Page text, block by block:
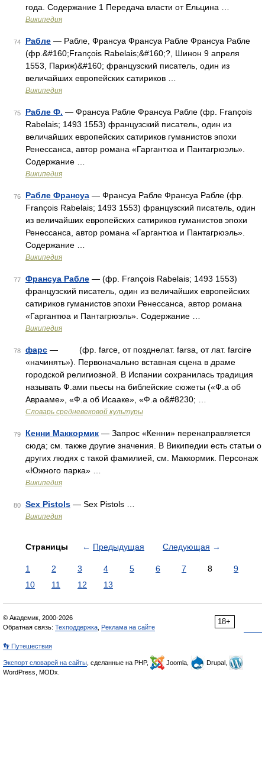
года. Содержание 1 Передача власти от Ельцина …
Википедия
74 Рабле — Рабле, Франсуа Франсуа Рабле Франсуа Рабле
(фр.&#160;François Rabelais;&#160;?, Шинон 9 апреля
1553, Париж)&#160; французский писатель, один из
величайших европейских сатириков …
Википедия
75 Рабле Ф. — Франсуа Рабле Франсуа Рабле (фр. François
Rabelais; 1493 1553) французский писатель, один из
величайших европейских сатириков гуманистов эпохи
Ренессанса, автор романа «Гаргантюа и Пантагрюэль».
Содержание …
Википедия
76 Рабле Франсуа — Франсуа Рабле Франсуа Рабле (фр.
François Rabelais; 1493 1553) французский писатель, один
из величайших европейских сатириков гуманистов эпохи
Ренессанса, автор романа «Гаргантюа и Пантагрюэль».
Содержание …
Википедия
77 Франсуа Рабле — (фр. François Rabelais; 1493 1553)
французский писатель, один из величайших европейских
сатириков гуманистов эпохи Ренессанса, автор романа
«Гаргантюа и Пантагрюэль». Содержание …
Википедия
78 фарс — (фр. farce, от позднелат. farsa, от лат. farcire
«начинять»). Первоначально вставная сцена в драме
городской религиозной. В Испании сохранилась традиция
называть Ф.ами пьесы на библейские сюжеты («Ф.а об
Аврааме», «Ф.а об Исааке», «Ф.а о&#8230; …
Словарь средневековой культуры
79 Кенни Маккормик — Запрос «Кенни» перенаправляется
сюда; см. также другие значения. В Википедии есть статьи о
других людях с такой фамилией, см. Маккормик. Персонаж
«Южного парка» …
Википедия
80 Sex Pistols — Sex Pistols …
Википедия
Страницы ← Предыдущая Следующая →
1 2 3 4 5 6 7 8
9
10
11 12 13
18+
© Академик, 2000-2026
Обратная связь: Техподдержка Реклама на сайте
👣 Путешествия
Экспорт словарей на сайты , сделанные на PHP, Joomla,
Drupal,
WordPress, MODx.